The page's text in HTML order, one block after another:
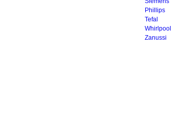
Phillips
Tefal
Whirlpool
Zanussi